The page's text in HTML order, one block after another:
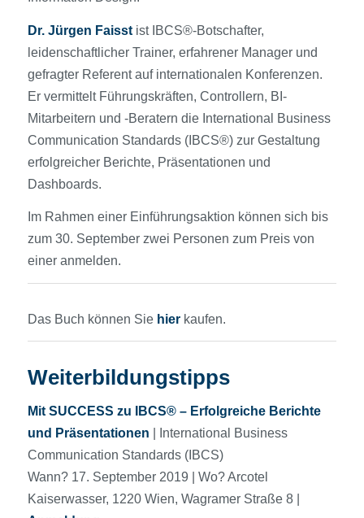
Dr. Jürgen Faisstist IBCS®-Botschafter,
leidenschaftlicher Trainer, erfahrener Manager und
gefragter Referent auf internationalen Konferenzen.
Er vermittelt Führungskräften, Controllern, BI-
Mitarbeitern und -Beratern die International Business
Communication Standards (IBCS®) zur Gestaltung
erfolgreicher Berichte, Präsentationen und
Dashboards.
Im Rahmen einer Einführungsaktion können sich bis
zum 30. September zwei Personen zum Preis von
einer anmelden.
Das Buch können Sie hierkaufen.
Weiterbildungstipps
Mit SUCCESS zu IBCS® – Erfolgreiche Berichte
und Präsentationen | International Business
Communication Standards (IBCS)
Wann? 17. September 2019 | Wo? Arcotel
Kaiserwasser, 1220 Wien, Wagramer Straße 8 |